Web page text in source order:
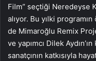
Film” seçtiği Neredeyse
alıyor. Bu yılki
de Mimaroğlu Remix
ve yapımcı Dilek
sanatçının katkısıyla